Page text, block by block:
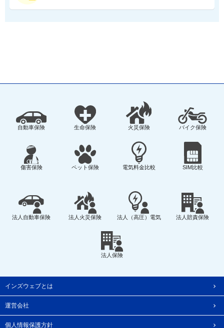
自動車保険 生命保険 火災保険 バイク保険
傷害保険 ペット保険 電気料金比較 SIM比較
法人自動車保険 法人火災保険 法人（高圧）電気 法人賠責保険
法人保険
インズウェブとは
運営会社
個人情報保護方針